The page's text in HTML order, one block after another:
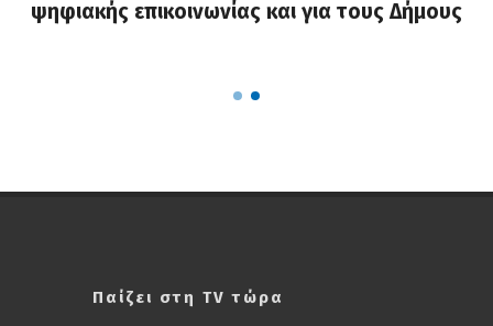
ψηφιακής επικοινωνίας και για τους Δήμους
Παίζει στη TV τώρα